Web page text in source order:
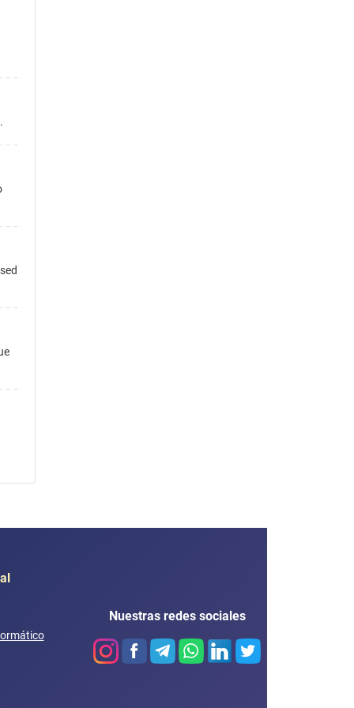
Nuestras redes sociales